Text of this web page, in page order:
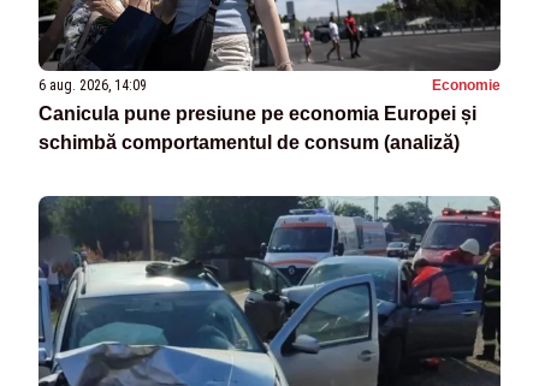
6 aug. 2026, 14:09 Economie
Canicula pune presiune pe economia Europei și
schimbă comportamentul de consum (analiză)